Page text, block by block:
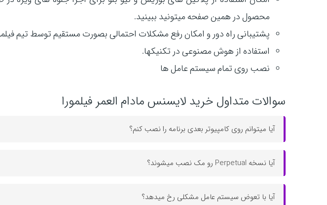
محصول در همین صفحه میتونید ببینید.
پشتیبانی راه دور و امکان رفع مشکلات احتمالی بصورت مستقیم توسط تیم
استفاده از هوش مصنوعی در تکنیکها.
نصب روی تمام سیستم عامل ها
سوالات متداول خرید لایسنس مادام العمر فیلمورا
آیا میتوانم روی کامپیوتر بعدی برنامه را نصب کنم؟
آیا نسخه Perpetual رو مک نصب میشوند؟
آیا با تعوض سیستم عامل مشکلی رخ میدهد؟